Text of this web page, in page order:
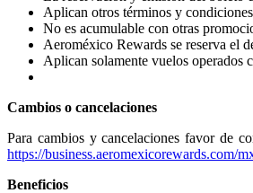
Aplican otros términos y
No es acumulable con otras
Aeroméxico Rewards se reserva el
Aplican solamente vuelos
Cambios o cancelaciones
Para cambios y cancelaciones favor de
https://business.aeromexicorewards.com/
Beneficios